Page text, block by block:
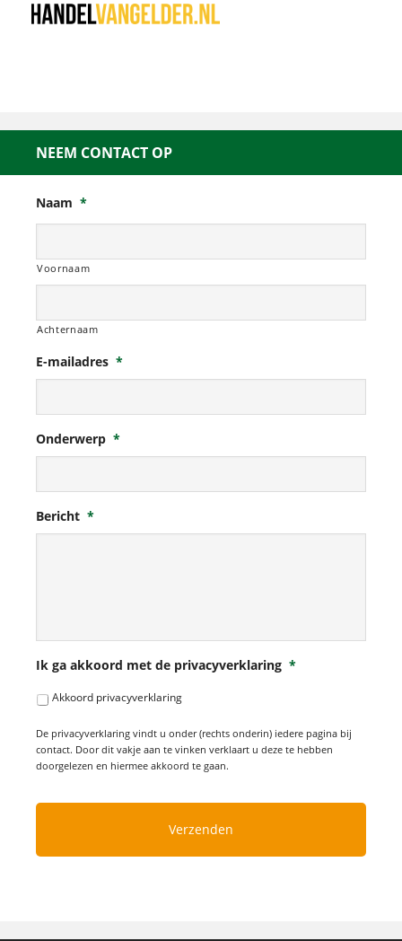
NEEM CONTACT OP
Naam *
Voornaam
Achternaam
E-mailadres *
Onderwerp *
Bericht *
Ik ga akkoord met de privacyverklaring *
Akkoord privacyverklaring
De privacyverklaring vindt u onder (rechts onderin) iedere pagina bij
contact. Door dit vakje aan te vinken verklaart u deze te hebben
doorgelezen en hiermee akkoord te gaan.